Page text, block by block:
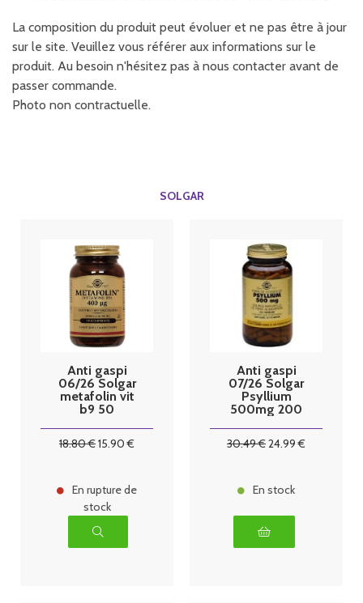
La composition du produit peut évoluer et ne pas être à jour
sur le site. Veuillez vous référer aux informations sur le
produit. Au besoin n'hésitez pas à nous contacter avant de
passer commande.
Photo non contractuelle.
SOLGAR
Anti gaspi
06/26 Solgar
metafolin vit
b9 50
18.80€15.90 €
En rupture de
stock
Anti gaspi
07/26 Solgar
Psyllium
500mg 200
30.49€24.99 €
En stock